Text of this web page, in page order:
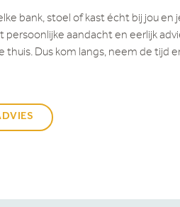
bank, stoel of kast écht bij jou en
persoonlijke aandacht en eerlijk
thuis. Dus kom langs, neem de tijd